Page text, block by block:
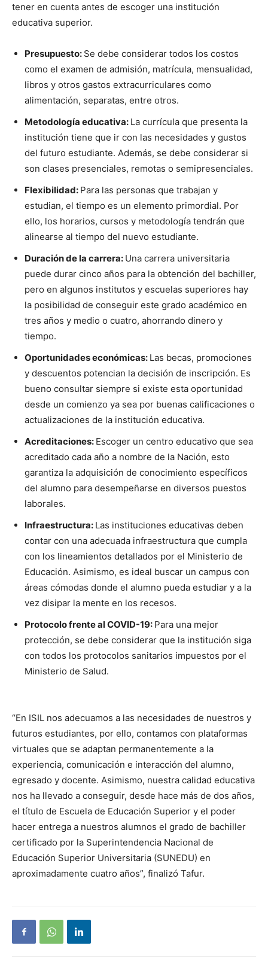
tener en cuenta antes de escoger una institución
educativa superior.
Presupuesto: Se debe considerar todos los costos
como el examen de admisión, matrícula, mensualidad,
libros y otros gastos extracurriculares como
alimentación, separatas, entre otros.
Metodología educativa: La currícula que presenta la
institución tiene que ir con las necesidades y gustos
del futuro estudiante. Además, se debe considerar si
son clases presenciales, remotas o semipresenciales.
Flexibilidad: Para las personas que trabajan y
estudian, el tiempo es un elemento primordial. Por
ello, los horarios, cursos y metodología tendrán que
alinearse al tiempo del nuevo estudiante.
Duración de la carrera: Una carrera universitaria
puede durar cinco años para la obtención del bachiller,
pero en algunos institutos y escuelas superiores hay
la posibilidad de conseguir este grado académico en
tres años y medio o cuatro, ahorrando dinero y
tiempo.
Oportunidades económicas: Las becas, promociones
y descuentos potencian la decisión de inscripción. Es
bueno consultar siempre si existe esta oportunidad
desde un comienzo ya sea por buenas calificaciones o
actualizaciones de la institución educativa.
Acreditaciones: Escoger un centro educativo que sea
acreditado cada año a nombre de la Nación, esto
garantiza la adquisición de conocimiento específicos
del alumno para desempeñarse en diversos puestos
laborales.
Infraestructura: Las instituciones educativas deben
contar con una adecuada infraestructura que cumpla
con los lineamientos detallados por el Ministerio de
Educación. Asimismo, es ideal buscar un campus con
áreas cómodas donde el alumno pueda estudiar y a la
vez disipar la mente en los recesos.
Protocolo frente al COVID-19: Para una mejor
protección, se debe considerar que la institución siga
con todos los protocolos sanitarios impuestos por el
Ministerio de Salud.
“En ISIL nos adecuamos a las necesidades de nuestros y
futuros estudiantes, por ello, contamos con plataformas
virtuales que se adaptan permanentemente a la
experiencia, comunicación e interacción del alumno,
egresado y docente. Asimismo, nuestra calidad educativa
nos ha llevado a conseguir, desde hace más de dos años,
el título de Escuela de Educación Superior y el poder
hacer entrega a nuestros alumnos el grado de bachiller
certificado por la Superintendencia Nacional de
Educación Superior Universitaria (SUNEDU) en
aproximadamente cuatro años”, finalizó Tafur.